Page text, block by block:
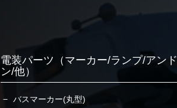
電装パーツ（マーカー/ランプ/アンド
ン/他）
バスマーカー(丸型)